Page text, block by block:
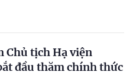
Chủ tịch Hạ viện
đầu thăm chính thức